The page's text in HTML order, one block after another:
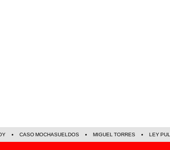
CASO MOCHASUELDOS MIGUEL TORRES LEY